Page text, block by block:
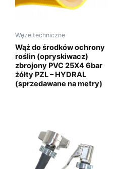
Węże techniczne
Wąż do środków ochrony
roślin (opryskiwacz)
zbrojony PVC 25X4 6bar
żółty PZL – HYDRAL
(sprzedawane na metry)